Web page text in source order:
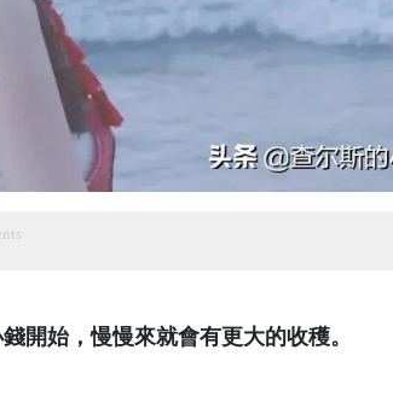
開始，慢慢來就會有更大的收穫。